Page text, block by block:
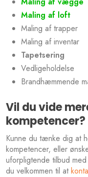
Maling af loft
Maling af trapper
Maling af inventar
Tapetsering
Vedligeholdelse
​Brandhæmmende
Vil du vide
Kunne du tænke dig at
kompetencer, eller
uforpligtende tilbud
du velkommen til at